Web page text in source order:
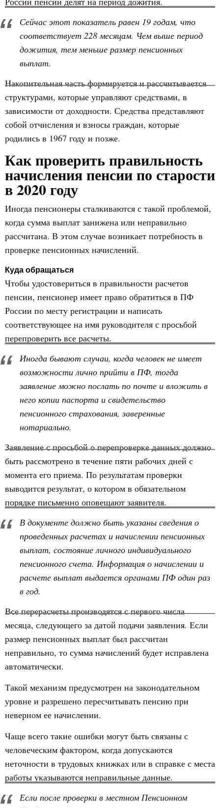
Сейчас этот показатель равен 19 годам, что
соответствует 228 месяцам. Чем выше период
дожития, тем меньше размер пенсионных
выплат.
Накопительная часть формируется и рассчитывается
структурами, которые управляют средствами, в
зависимости от доходности. Средства представляют
собой отчисления и взносы граждан, которые
родились в 1967 году и позже.
Как проверить правильность
начисления пенсии по старости
в 2020 году
Иногда пенсионеры сталкиваются с такой проблемой,
когда сумма выплат занижена или неправильно
рассчитана. В этом случае возникает потребность в
проверке пенсионных начислений.
Куда обращаться
Чтобы удостовериться в правильности расчетов
пенсии, пенсионер имеет право обратиться в ПФ
России по месту регистрации и написать
соответствующее на имя руководителя с просьбой
перепроверить все расчеты.
Иногда бывают случаи, когда человек не имеет
возможности лично прийти в ПФ, тогда
заявление можно послать по почте и вложить в
него копии паспорта и свидетельство
пенсионного страхования, заверенные
нотариально.
Заявление с просьбой о перепроверке данных должно
быть рассмотрено в течение пяти рабочих дней с
момента его приема. По результатам проверки
выводится результат, о котором в обязательном
порядке письменно оповещают заявителя.
В документе должно быть указаны сведения о
проведенных расчетах и начислении пенсионных
выплат, состояние личного индивидуального
пенсионного счета. Информация о начислении и
расчете выплат выдается органами ПФ один раз
в год.
Все перерасчеты производятся с первого числа
месяца, следующего за датой подачи заявления. Если
размер пенсионных выплат был рассчитан
неправильно, то сумма начислений будет исправлена
автоматически.
Такой механизм предусмотрен на законодательном
уровне и разрешено пересчитывать пенсию при
неверном ее начислении.
Чаще всего такие ошибки могут быть связаны с
человеческим фактором, когда допускаются
неточности в трудовых книжках или в справке с места
работы указываются неправильные данные.
Если после проверки в местном Пенсионном